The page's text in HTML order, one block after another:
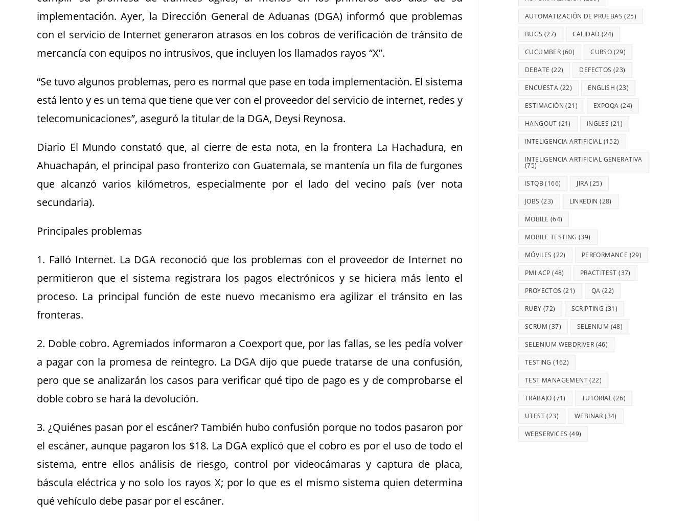
implementación. Ayer, la Dirección General de Aduanas (DGA) informó que problemas
con el servicio de Internet generaron atrasos en los cobros de verificación de tránsito de
mercancía con equipos no intrusivos, que incluyen los llamados rayos “X”.
“Se tuvo algunos problemas, pero es normal que pase en toda implementación. El sistema
está lento y es un tema que tiene que ver con el proveedor del servicio de internet, redes y
telecomunicaciones”, aseguró la titular de la DGA, Deysi Reynosa.
Diario El Mundo constató que, al cierre de esta nota, en la frontera La Hachadura, en
Ahuachapán, el principal paso fronterizo con Guatemala, se mantenía un fila de furgones
que alcanzó varios kilómetros, especialmente por el lado del vecino país (ver nota
secundaria).
Principales problemas
1. Falló Internet. La DGA reconoció que los problemas con el proveedor de Internet no
permitieron que el sistema registrara los pagos electrónicos y se hiciera más lento el
proceso. La principal función de este nuevo mecanismo era agilizar el tránsito en las
fronteras.
2. Doble cobro. Agremiados informaron a Coexport que, por las fallas, se les pedía volver
a pagar con la promesa de reintegro. La DGA dijo que puede tratarse de una confusión,
pero que se analizarán los casos para verificar qué tipo de pago es y de comprobarse el
doble cobro se hará la devolución.
3. ¿Quiénes pasan por el escáner? También hubo confusión porque no todos pasaron por
el escáner, aunque pagaron los $18. La DGA explicó que el cobro es por el uso de todo el
sistema, entre ellos análisis de riesgo, control por videocámaras y captura de placa,
báscula eléctrica y no solo los rayos X; por lo que es el mismo sistema quien determina
qué vehículo debe pasar por el escáner.
AUTOMATIZACIÓN DE PRUEBAS (25)
BUGS (27) CALIDAD (24)
CUCUMBER (60) CURSO (29)
DEBATE (22) DEFECTOS (23)
ENCUESTA (22) ENGLISH (23)
ESTIMACIÓN (21) EXPOQA (24)
HANGOUT (21) INGLES (21)
INTELIGENCIA ARTIFICIAL (152)
INTELIGENCIA ARTIFICIAL GENERATIVA
(75)
ISTQB (166) JIRA(25)
JOBS (23) LINKEDIN (28)
MOBILE (64)
MOBILE TESTING (39)
MÓVILES (22) PERFORMANCE (29)
PMI ACP (48) PRACTITEST (37)
PROYECTOS (21) QA (22)
RUBY (72) SCRIPTING (31)
SCRUM (37) SELENIUM (48)
SELENIUM WEBDRIVER (46)
TESTING (162)
TEST MANAGEMENT(22)
TRABAJO (71) TUTORIAL(26)
UTEST(23) WEBINAR (34)
WEBSERVICES (49)